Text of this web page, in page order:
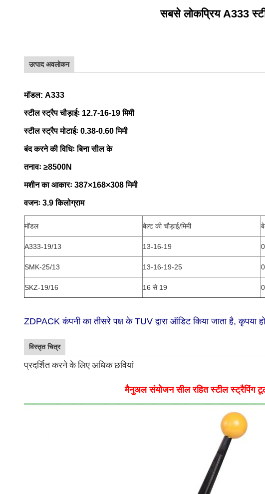
सबसे लोकप्रिय A333
उत्पाद अवलोकन
मॉडल: A333
स्टील स्ट्रैप चौड़ाईः 12.7-16-19 मिमी
स्टील स्ट्रैप मोटाईः 0.38-0.60 मिमी
बंद करने की विधिः बिना सील के
तनावः ≥8500N
मशीन का आकारः 387×168×308 मिमी
वजनः 3.9 किलोग्राम
मॉडल बेल्ट की चौड़ाई/मिमी
A333-19/13 13-16-19
SMK-25/13 13-16-19-25
SKZ-19/16 16 से 19
ZDPACK कंपनी का तीसरे पक्ष के TUV द्वारा ऑडिट किया जाता है,
विस्तृत चित्र
प्रदर्शित करने के लिए अधिक छवियां
मैनुअल संयोजन सील रहित स्टील स्ट्रैपिंग